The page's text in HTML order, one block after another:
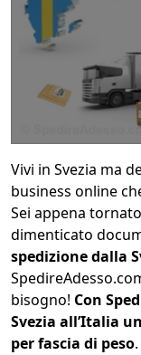
1
Vivi in Svezia ma
business online
Sei appena
dimenticato
spedizione dalla
bisogno! Con
Svezia all’Italia
per fascia di peso.